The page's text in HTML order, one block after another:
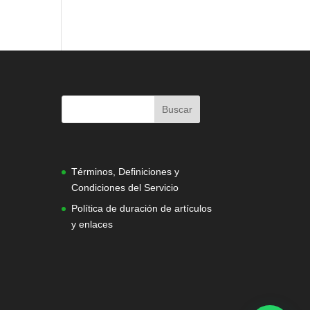
Términos, Definiciones y
Condiciones del Servicio
Política de duración de artículos
y enlaces